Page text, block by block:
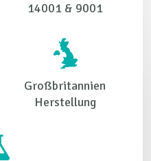
14001 & 9001
Großbritannien
Herstellung